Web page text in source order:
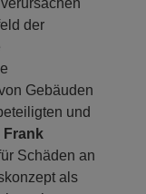
der
Gebäuden
und
Frank
Schäden an
als